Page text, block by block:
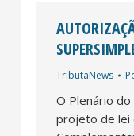
TributaNews
O Plenário
projeto de lei